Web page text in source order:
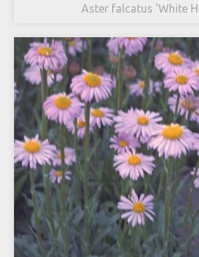
Aster falcatus 'White